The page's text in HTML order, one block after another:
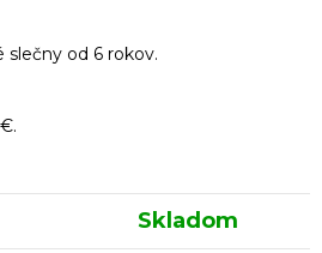
slečny od 6 rokov.
Skladom